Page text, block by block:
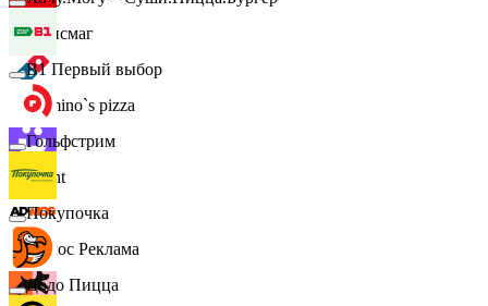
Офисмаг
Domino`s pizza
Urent
Эдмос Реклама
B1 Первый выбор
Гольфстрим
Покупочка
Додо Пицца